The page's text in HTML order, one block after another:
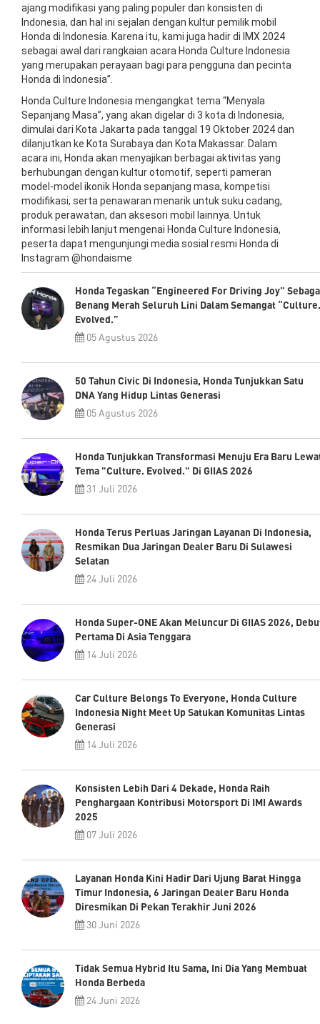
ajang modifikasi yang paling populer dan konsisten di
Indonesia, dan hal ini sejalan dengan kultur pemilik mobil
Honda di Indonesia. Karena itu, kami juga hadir di IMX 2024
sebagai awal dari rangkaian acara Honda Culture Indonesia
yang merupakan perayaan bagi para pengguna dan pecinta
Honda di Indonesia”.
Honda Culture Indonesia mengangkat tema “Menyala
Sepanjang Masa”, yang akan digelar di 3 kota di Indonesia,
dimulai dari Kota Jakarta pada tanggal 19 Oktober 2024 dan
dilanjutkan ke Kota Surabaya dan Kota Makassar. Dalam
acara ini, Honda akan menyajikan berbagai aktivitas yang
berhubungan dengan kultur otomotif, seperti pameran
model-model ikonik Honda sepanjang masa, kompetisi
modifikasi, serta penawaran menarik untuk suku cadang,
produk perawatan, dan aksesori mobil lainnya. Untuk
informasi lebih lanjut mengenai Honda Culture Indonesia,
peserta dapat mengunjungi media sosial resmi Honda di
Instagram @hondaisme
Honda Tegaskan “Engineered For Driving Joy”
Benang Merah Seluruh Lini Dalam Semangat “Culture.
Evolved.”
05 Agustus 2026
50 Tahun Civic Di Indonesia, Honda Tunjukkan Satu
DNA Yang Hidup Lintas Generasi
05 Agustus 2026
Honda Tunjukkan Transformasi Menuju Era Baru
Tema "Culture. Evolved." Di GIIAS 2026
31 Juli 2026
Honda Terus Perluas Jaringan Layanan Di Indonesia,
Resmikan Dua Jaringan Dealer Baru Di Sulawesi
Selatan
24 Juli 2026
Honda Super-ONE Akan Meluncur Di GIIAS 2026,
Pertama Di Asia Tenggara
14 Juli 2026
Car Culture Belongs To Everyone, Honda Culture
Indonesia Night Meet Up Satukan Komunitas Lintas
Generasi
14 Juli 2026
Konsisten Lebih Dari 4 Dekade, Honda Raih
Penghargaan Kontribusi Motorsport Di IMI Awards
2025
07 Juli 2026
Layanan Honda Kini Hadir Dari Ujung Barat Hingga
Timur Indonesia, 6 Jaringan Dealer Baru Honda
Diresmikan Di Pekan Terakhir Juni 2026
30 Juni 2026
Tidak Semua Hybrid Itu Sama, Ini Dia Yang Membuat
Honda Berbeda
24 Juni 2026